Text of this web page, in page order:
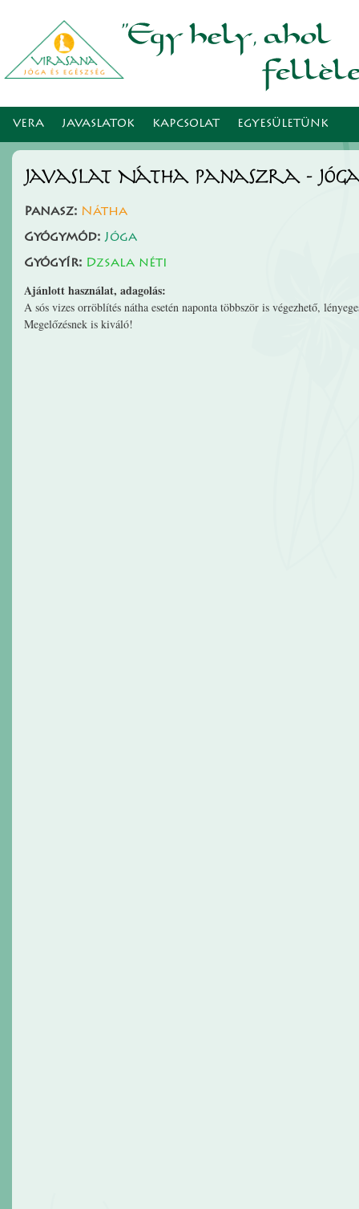
VERA JAVASLATOK KAPCSOLAT EGYESÜLETÜNK
Javaslat Nátha panaszra -
Panasz: Nátha
Gyógymód: Jóga
Gyógyír: Dzsala néti
Ajánlott használat, adagolás:
A sós vizes orröblítés nátha esetén naponta többször is végezhető,
Megelőzésnek is kiváló!